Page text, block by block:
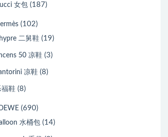
女包 (187)
(102)
二舅鞋 (19)
50 凉鞋 (3)
凉鞋 (8)
福鞋 (8)
(690)
水桶包 (14)